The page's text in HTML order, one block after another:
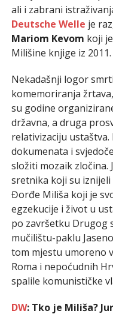
ali i zabrani
Deutsche Welle je
Mariom Kevom koji
Milišine knjige iz
Nekadašnji logor
komemoriranja
su godine
državna, a druga
relativizaciju
dokumenata i
složiti mozaik zločina.
sretnika koji su iznijeli
Đorđe Miliša koji je
egzekucije i život u
po završetku Drugog
mučilištu-paklu
tom mjestu umoreno
Roma i nepoćudnih
spalile komunističke
DW: Tko je Miliša?